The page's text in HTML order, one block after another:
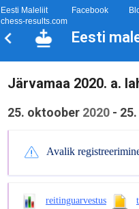
Eesti Maleliit Facebook
chess-results.com
Eesti
Järvamaa 2020. a.
25. oktoober 2020 -
Avalik
reitinguarvestus